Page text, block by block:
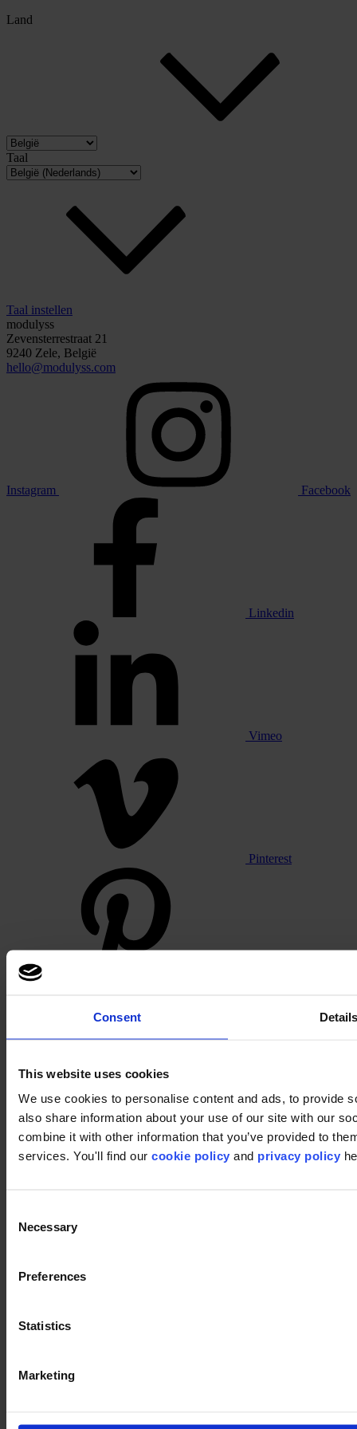
Consent
This website uses cookies
We use cookies to personalise content and ads, to provide
also share information about your use of our site with our
combine it with other information that you’ve provided to
services. You'll find our cookie policy and privacy policy
Selection
Necessary
Preferences
Statistics
Marketing
Land
Taal
Taal instellen
modulyss
Zevensterrestraat 21
9240 Zele, België
hello@modulyss.com
Instagram Facebook
Linkedin
Vimeo
Pinterest
Onderwijs
Horeca
Retail
Tapijttegels
Waarom tapijttegels?
Kamerbreed tapijt
Product Zoeker
Luxury Vinyl Tiles (LVT)
Services
Designtool
modulyss Talks
Blog